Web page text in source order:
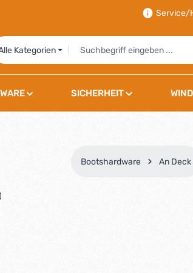
Service/
Kategorien
SICHERHEIT
Bootshardware An Deck